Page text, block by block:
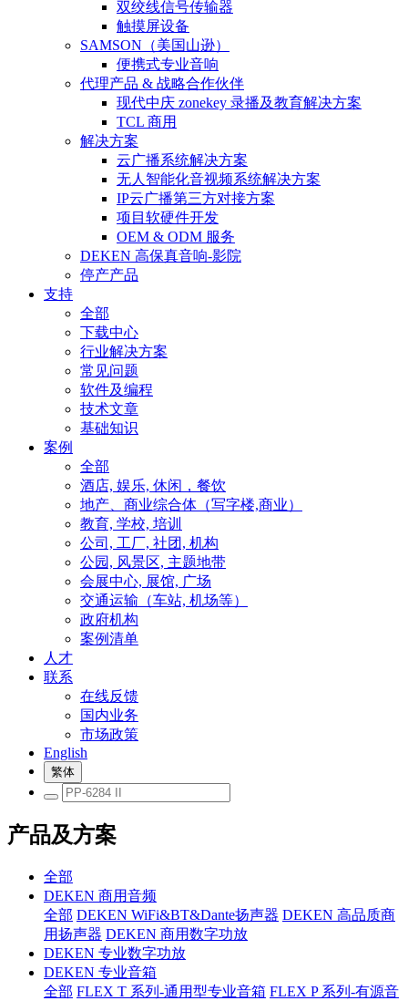
双绞线信号传输器
触摸屏设备
SAMSON（美国山逊）
便携式专业音响
代理产品 & 战略合作伙伴
现代中庆 zonekey 录播及教育解决方案
TCL 商用
解决方案
云广播系统解决方案
无人智能化音视频系统解决方案
IP云广播第三方对接方案
项目软硬件开发
OEM & ODM 服务
DEKEN 高保真音响-影院
停产产品
支持
全部
下载中心
行业解决方案
常见问题
软件及编程
技术文章
基础知识
案例
全部
酒店, 娱乐, 休闲，餐饮
地产、商业综合体（写字楼,商业）
教育, 学校, 培训
公司, 工厂, 社团, 机构
公园, 风景区, 主题地带
会展中心, 展馆, 广场
交通运输（车站, 机场等）
政府机构
案例清单
人才
联系
在线反馈
国内业务
市场政策
English
繁体
产品及方案
全部
DEKEN 商用音频
全部 DEKEN WiFi&BT&Dante扬声器 DEKEN 高品质商
用扬声器 DEKEN 商用数字功放
DEKEN 专业数字功放
DEKEN 专业音箱
全部 FLEX T 系列-通用型专业音箱 FLEX P 系列-有源音